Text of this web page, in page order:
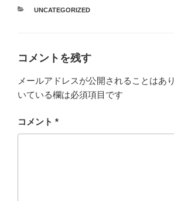
カ
UNCATEGORIZED
コメントを残す
メールアドレスが公開されることはあ
いている欄は必須項目です
コメント *